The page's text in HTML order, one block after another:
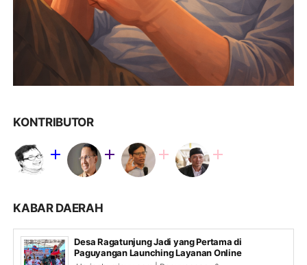
KONTRIBUTOR
KABAR DAERAH
Desa Ragatunjung Jadi yang Pertama di
Paguyangan Launching Layanan Online